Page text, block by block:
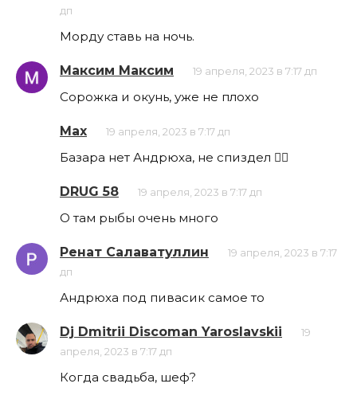
дп
Морду ставь на ночь.
Максим Максим 19 апреля, 2023 в 7:17 дп
Сорожка и окунь, уже не плохо
Max 19 апреля, 2023 в 7:17 дп
Базара нет Андрюха, не спиздел 👍🏻
DRUG 58 19 апреля, 2023 в 7:17 дп
О там рыбы очень много
Ренат Салаватуллин
19 апреля, 2023 в 7:17
дп
Андрюха под пивасик самое то
Dj Dmitrii Discoman Yaroslavskii
19
апреля, 2023 в 7:17 дп
Когда свадьба, шеф?